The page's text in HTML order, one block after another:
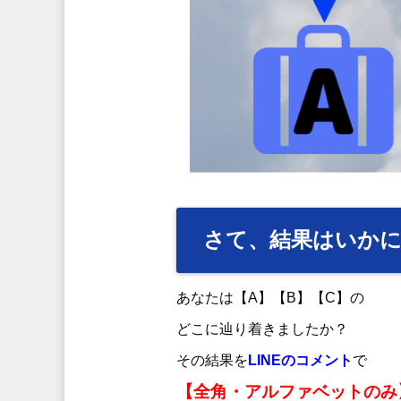
さて、結果はいか
あなたは【A】【B】【C】の
どこに辿り着きましたか？
その結果を LINEのコメント で
【全角・アルファベットの